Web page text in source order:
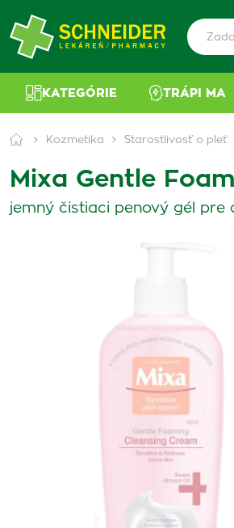
KATEGÓRIE TRÁPI MA
Kozmetika Starostlivosť o pleť
Mixa Gentle
jemný čistiaci penový gél pre